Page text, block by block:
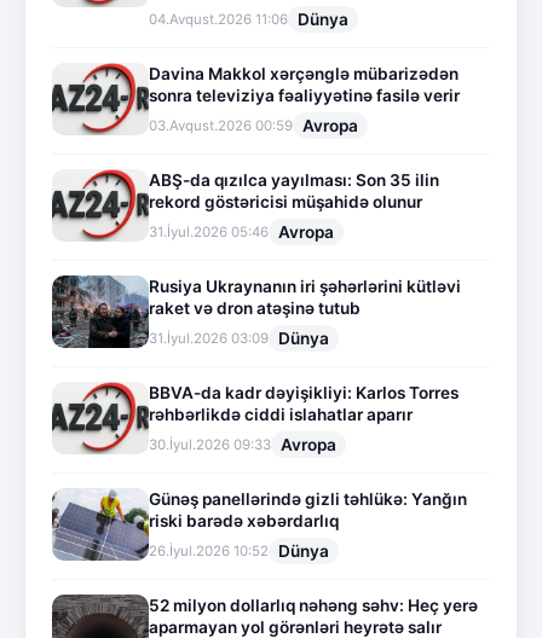
04.Avqust.2026 11:06 Dünya
Davina Makkol xərçənglə mübarizədən
sonra televiziya fəaliyyətinə fasilə verir
03.Avqust.2026 00:59 Avropa
ABŞ-da qızılca yayılması: Son 35 ilin
rekord göstəricisi müşahidə olunur
31.İyul.2026 05:46 Avropa
Rusiya Ukraynanın iri şəhərlərini kütləvi
raket və dron atəşinə tutub
31.İyul.2026 03:09 Dünya
BBVA-da kadr dəyişikliyi: Karlos Torres
rəhbərlikdə ciddi islahatlar aparır
30.İyul.2026 09:33 Avropa
Günəş panellərində gizli təhlükə: Yanğın
riski barədə xəbərdarlıq
26.İyul.2026 10:52 Dünya
52 milyon dollarlıq nəhəng səhv: Heç yerə
aparmayan yol görənləri heyrətə salır